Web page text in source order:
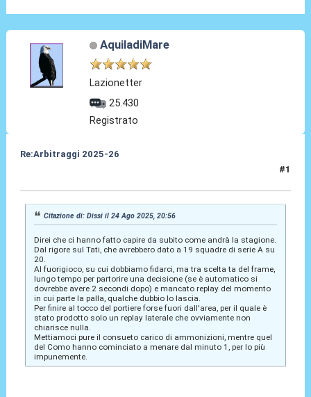
AquiladiMare
Lazionetter
25.430
Registrato
Re:Arbitraggi 2025-26
#1
Citazione di: Dissi il 24 Ago 2025, 20:56
Direi che ci hanno fatto capire da subito come andrà la stagione.
Dal rigore sul Tati, che avrebbero dato a 19 squadre di serie A su
20.
Al fuorigioco, su cui dobbiamo fidarci, ma tra scelta ta del frame,
lungo tempo per partorire una decisione (se è automatico si
dovrebbe avere 2 secondi dopo) e mancato replay del momento
in cui parte la palla, qualche dubbio lo lascia.
Per finire al tocco del portiere forse fuori dall'area, per il quale è
stato prodotto solo un replay laterale che ovviamente non
chiarisce nulla.
Mettiamoci pure il consueto carico di ammonizioni, mentre quel
del Como hanno cominciato a menare dal minuto 1, per lo più
impunemente.